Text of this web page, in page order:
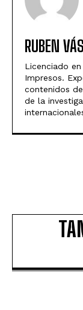
RUBEN
Licenciado
Impresos.
contenidos
de la